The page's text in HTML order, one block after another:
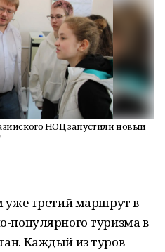
НОЦ запустили новый
уже третий маршрут в
популярного туризма в
Каждый из туров